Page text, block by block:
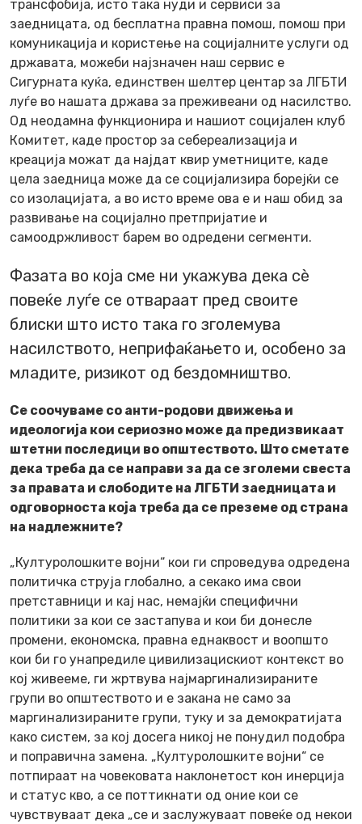
трансфобија, исто така нуди и сервиси за
заедницата, од бесплатна правна помош, помош при
комуникација и користење на социјалните услуги од
државата, можеби најзначен наш сервис е
Сигурната куќа, единствен шелтер центар за ЛГБТИ
луѓе во нашата држава за преживеани од насилство.
Од неодамна функционира и нашиот социјален клуб
Комитет, каде простор за себереализација и
креација можат да најдат квир уметниците, каде
цела заедница може да се социјализира борејќи се
со изолацијата, а во исто време ова е и наш обид за
развивање на социјално претпријатие и
самоодржливост барем во одредени сегменти.
Фазата во која сме ни укажува дека сè
повеќе луѓе се отвараат пред своите
блиски што исто така го зголемува
насилството, неприфаќањето и, особено за
младите, ризикот од бездомништво.
Се соочуваме со анти-родови движења и
идеологија кои сериозно може да предизвикаат
штетни последици во општеството. Што сметате
дека треба да се направи за да се зголеми свеста
за правата и слободите на ЛГБТИ заедницата и
одговорноста која треба да се преземе од страна
на надлежните?
„Културолошките војни“ кои ги спроведува одредена
политичка струја глобално, а секако има свои
претставници и кај нас, немајќи специфични
политики за кои се застапува и кои би донесле
промени, економска, правна еднаквост и воопшто
кои би го унапредиле цивилизацискиот контекст во
кој живееме, ги жртвува најмаргинализираните
групи во општеството и е закана не само за
маргинализираните групи, туку и за демократијата
како систем, за кој досега никој не понудил подобра
и поправична замена. „Културолошките војни“ се
потпираат на човековата наклонетост кон инерција
и статус кво, а се поттикнати од оние кои се
чувствуваат дека „се и заслужуваат повеќе од некои